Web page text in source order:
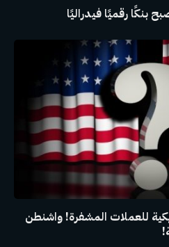
للعملات المشفرة! واشنطن